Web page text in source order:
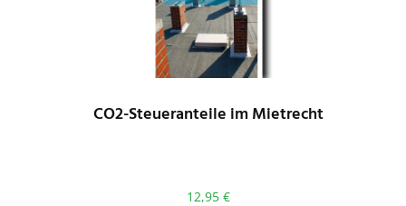
CO2-Steueranteile im Mietrecht
12,95 €